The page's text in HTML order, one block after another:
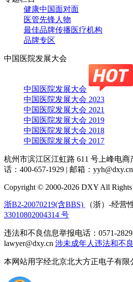
健康中国面对面
医管先锋人物
最佳品牌传播医疗机构
品牌专区
中国医院发展大会
中国医院发展大会
中国医院发展大会 2023
中国医院发展大会 2021
中国医院发展大会 2019
中国医院发展大会 2018
中国医院发展大会 2017
杭州市滨江区江虹路 611 号上峰电商
话：400-657-1929 | 邮箱：yyh@dxy.cn
Copyright © 2000-2026 DXY All Rights
浙B2-20070219(含BBS) （浙）-经营
33010802004314 号
违法和不良信息举报电话：0571-
lawyer@dxy.cn 涉未成年人违法和不
本网站用字经北京北大方正电子有限